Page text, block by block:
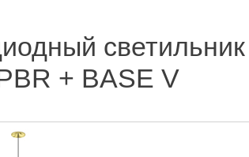
светильник
+ BASE V